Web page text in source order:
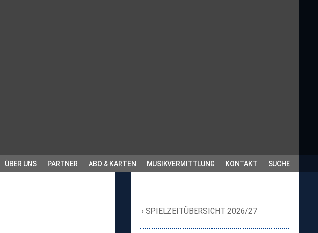
ÜBER UNS PARTNER ABO & KARTEN MUSIKVERMITTLUNG KONTAKT SUCHE
SPIELZEITÜBERSICHT 2026/27